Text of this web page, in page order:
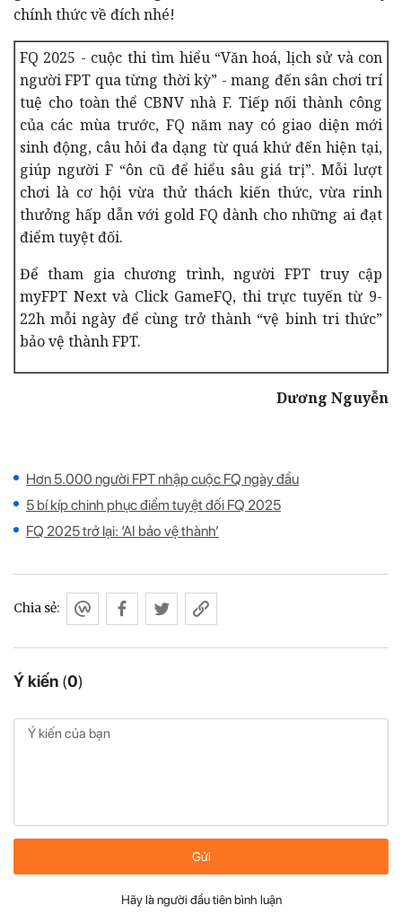
chính thức về đích nhé!
FQ 2025 - cuộc thi tìm hiểu “Văn hoá, lịch sử và con
người FPT qua từng thời kỳ” - mang đến sân chơi trí
tuệ cho toàn thể CBNV nhà F. Tiếp nối thành công
của các mùa trước, FQ năm nay có giao diện mới
sinh động, câu hỏi đa dạng từ quá khứ đến hiện tại,
giúp người F “ôn cũ để hiểu sâu giá trị”. Mỗi lượt
chơi là cơ hội vừa thử thách kiến thức, vừa rinh
thưởng hấp dẫn với gold FQ dành cho những ai đạt
điểm tuyệt đối.
Để tham gia chương trình, người FPT truy cập
myFPT Next và Click GameFQ, thi trực tuyến từ 9-
22h mỗi ngày để cùng trở thành “vệ binh tri thức”
bảo vệ thành FPT.
Dương Nguyễn
Hơn 5.000 người FPT nhập cuộc FQ ngày đầu
5 bí kíp chinh phục điểm tuyệt đối FQ 2025
FQ 2025 trở lại: ‘AI bảo vệ thành’
Ý kiến (0)
Chia sẻ:
Gửi
Hãy là người đầu tiên bình luận